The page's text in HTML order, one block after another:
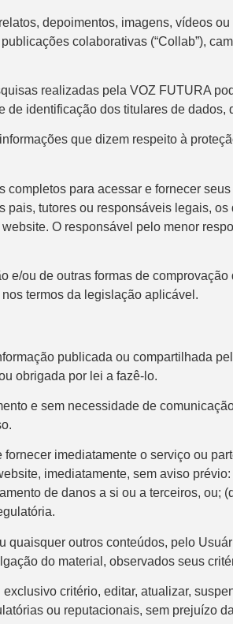
depoimentos, imagens, vídeos
colaborativas (“Collab”),
realizadas pela VOZ FUTURA
identificação dos titulares de
que dizem respeito à
para acessar e fornecer
tutores ou responsáveis legais,
O responsável pelo menor
e/ou de outras formas de
termos da legislação aplicável.
publicada ou compartilhada
obrigada por lei a fazê-lo.
e sem necessidade de
imediatamente o serviço ou
imediatamente, sem aviso
de danos a si ou a terceiros,
quaisquer outros conteúdos, pelo
do material, observados seus
critério, editar, atualizar,
ou reputacionais, sem prejuízo